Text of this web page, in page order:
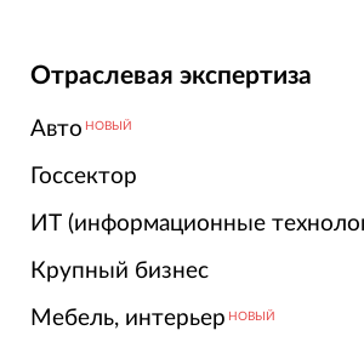
Отраслевая экспертиза
Авто НОВЫЙ
Госсектор
ИТ (информационные
Крупный бизнес
Мебель, интерьер НОВЫЙ